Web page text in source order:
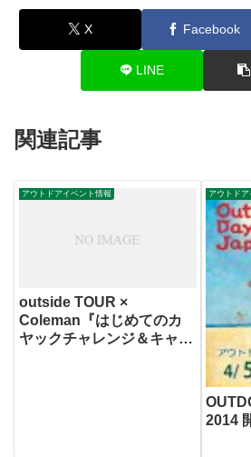
X Facebook
LINE
関連記事
アウトドアイベント情報
outside TOUR ×
Coleman『はじめてのカ
ヤックチャレンジ＆キャン
アウトド
2014